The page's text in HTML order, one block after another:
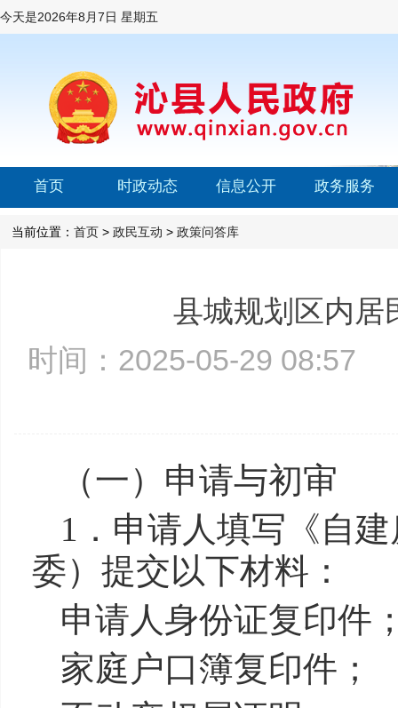
今天是2026年8月7日 星期五
首页 时政动态 信息公开 政务服务
当前位置： 首页 > 政民互动 > 政策问答库
县城规划区内居
时间：2025-05-29
（一）申请与初审
1．申请人填写《自
委）提交以下材料：
申请人身份证复印件
家庭户口簿复印件；